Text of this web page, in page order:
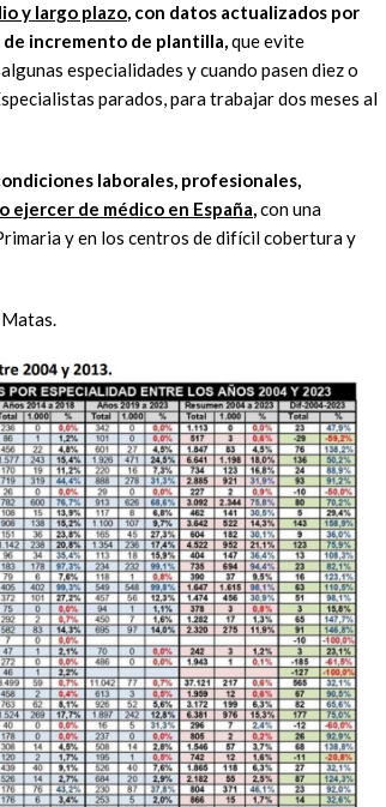
y largo plazo, con datos actualizados por
de incremento de plantilla,que evite
especialidades y cuando pasen diez o
parados, para trabajar dos meses al
laborales, profesionales,
ejercer de médico en España,con una
y en los centros de difícil cobertura y